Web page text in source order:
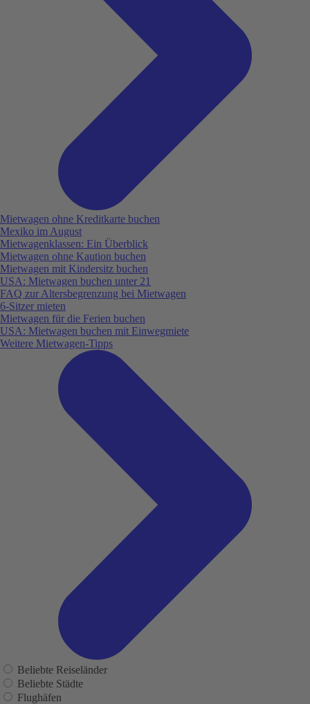
Mietwagen ohne Kreditkarte buchen
Mexiko im August
Mietwagenklassen: Ein Überblick
Mietwagen ohne Kaution buchen
Mietwagen mit Kindersitz buchen
USA: Mietwagen buchen unter 21
FAQ zur Altersbegrenzung bei Mietwagen
6-Sitzer mieten
Mietwagen für die Ferien buchen
USA: Mietwagen buchen mit Einwegmiete
Weitere Mietwagen-Tipps
Beliebte Reiseländer
Beliebte Städte
Flughäfen